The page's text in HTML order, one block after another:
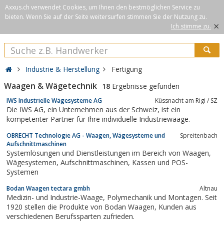
Axxus.ch verwendet Cookies, um Ihnen den bestmöglichen Service zu
bieten. Wenn Sie auf der Seite weitersurfen stimmen Sie der Nutzung zu.
Ich stimme zu. ×
Industrie & Herstellung Fertigung
Waagen & Wägetechnik 18 Ergebnisse gefunden
IWS Industrielle Wägesysteme AG Küssnacht am Rigi / SZ
Die IWS AG, ein Unternehmen aus der Schweiz, ist ein
kompetenter Partner für Ihre individuelle Industriewaage.
OBRECHT Technologie AG - Waagen, Wägesysteme und
Aufschnittmaschinen
Spreitenbach
Systemlösungen und Dienstleistungen im Bereich von Waagen,
Wägesystemen, Aufschnittmaschinen, Kassen und POS-
Systemen
Bodan Waagen tectara gmbh Altnau
Medizin- und Industrie-Waage, Polymechanik und Montagen. Seit
1920 stellen die Produkte von Bodan Waagen, Kunden aus
verschiedenen Berufssparten zufrieden.